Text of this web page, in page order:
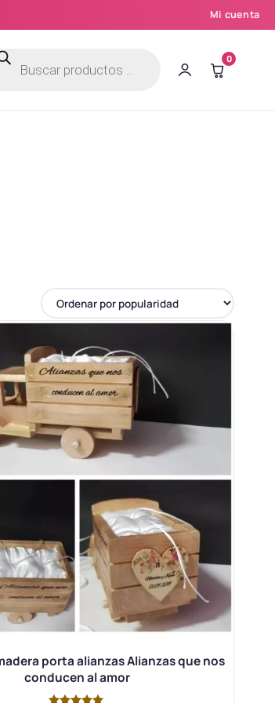
Mi cuenta
0
porta alianzas Alianzas que nos
conducen al amor